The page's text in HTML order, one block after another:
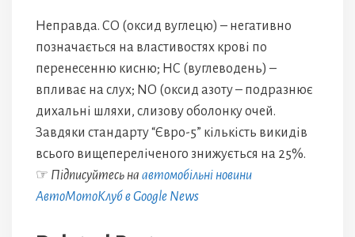
Неправда. СО (оксид вуглецю) – негативно
позначається на властивостях крові по
перенесенню кисню; НС (вуглеводень) –
впливає на слух; NО (оксид азоту – подразнює
дихальні шляхи, слизову оболонку очей.
Завдяки стандарту “Євро-5” кількість викидів
всього вищепереліченого знижується на 25%.
☞ Підписуйтесь на автомобільні новини
АвтоМотоКлуб в Google News